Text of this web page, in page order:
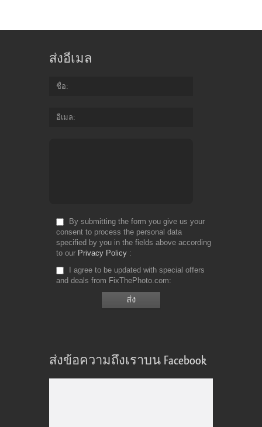
ส่งอีเมล
ชื่อ
อีเมล
By submitting the form you give us your
consent to process the personal data
specified by you in the fields above according
to our Privacy Policy
I agree to be updated with special offers
and deals from FixThePhoto.com
ส่งข้อความถึงเราบน Facebook